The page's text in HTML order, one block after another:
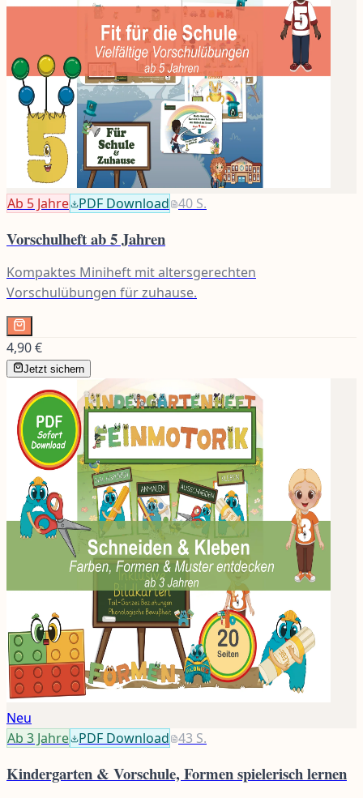
Ab 5 Jahre PDF Download 40 S.
Vorschulheft ab 5 Jahren
Kompaktes Miniheft mit altersgerechten
Vorschulübungen für zuhause.
4,90 €
Jetzt sichern
Neu
Ab 3 Jahre PDF Download 43 S.
Kindergarten & Vorschule, Formen spielerisch lernen